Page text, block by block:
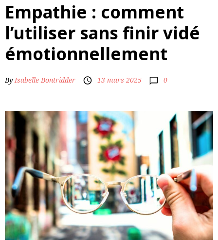
Empathie : comment
l’utiliser sans finir vidé
émotionnellement
ByIsabelle Bontridder 13 mars 2025 0